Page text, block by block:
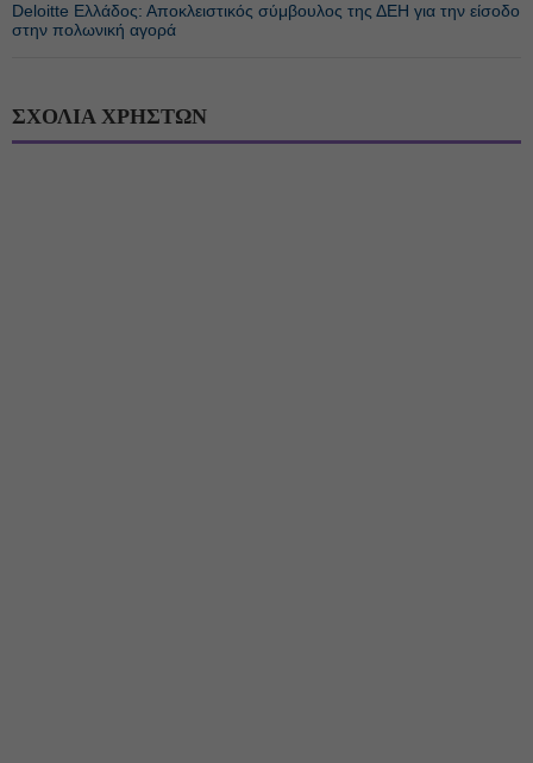
Deloitte Ελλάδος: Αποκλειστικός σύμβουλος της ΔΕΗ για την είσοδο
στην πολωνική αγορά
ΣΧΟΛΙΑ ΧΡΗΣΤΩΝ